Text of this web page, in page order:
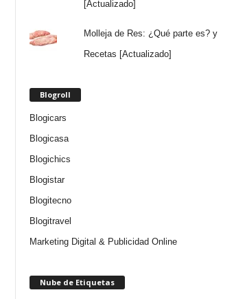
[Actualizado]
Molleja de Res: ¿Qué parte es? y
Recetas [Actualizado]
Blogroll
Blogicars
Blogicasa
Blogichics
Blogistar
Blogitecno
Blogitravel
Marketing Digital & Publicidad Online
Nube de Etiquetas